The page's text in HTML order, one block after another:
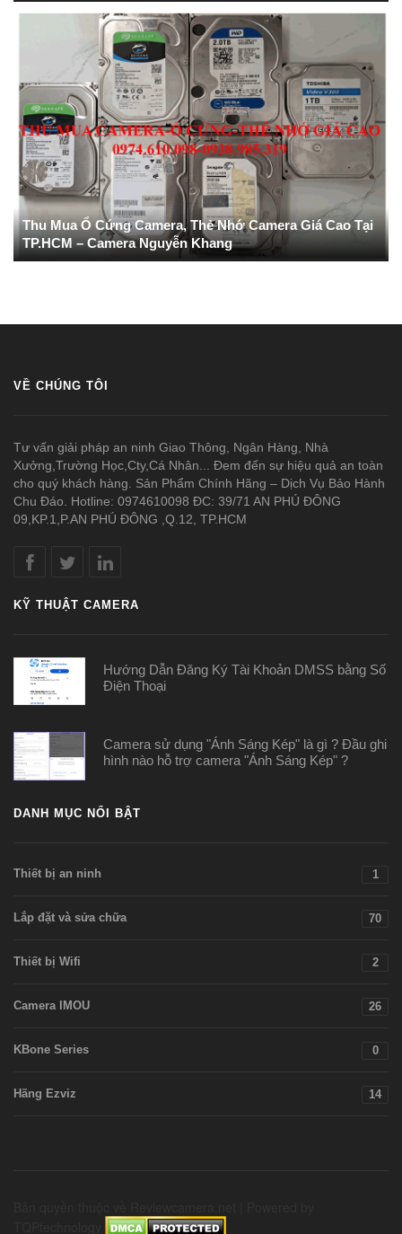
Thu Mua Ổ Cứng Camera, Thẻ Nhớ Camera Giá Cao Tại
TP.HCM – Camera Nguyễn Khang
VỀ CHÚNG TÔI
Tư vấn giải pháp an ninh Giao Thông, Ngân Hàng, Nhà
Xưởng,Trường Học,Cty,Cá Nhân... Đem đến sự hiệu quả an toàn
cho quý khách hàng. Sản Phẩm Chính Hãng – Dịch Vụ Bảo Hành
Chu Đáo. Hotline: 0974610098 ĐC: 39/71 AN PHÚ ĐÔNG
09,KP.1,P.AN PHÚ ĐÔNG ,Q.12, TP.HCM
KỸ THUẬT CAMERA
Hướng Dẫn Đăng Ký Tài Khoản DMSS bằng Số
Điện Thoại
Camera sử dụng "Ánh Sáng Kép" là gì ? Đầu ghi
hình nào hỗ trợ camera "Ánh Sáng Kép" ?
DANH MỤC NỔI BẬT
Thiết bị an ninh 1
Lắp đặt và sửa chữa 70
Thiết bị Wifi 2
Camera IMOU 26
KBone Series 0
Hãng Ezviz 14